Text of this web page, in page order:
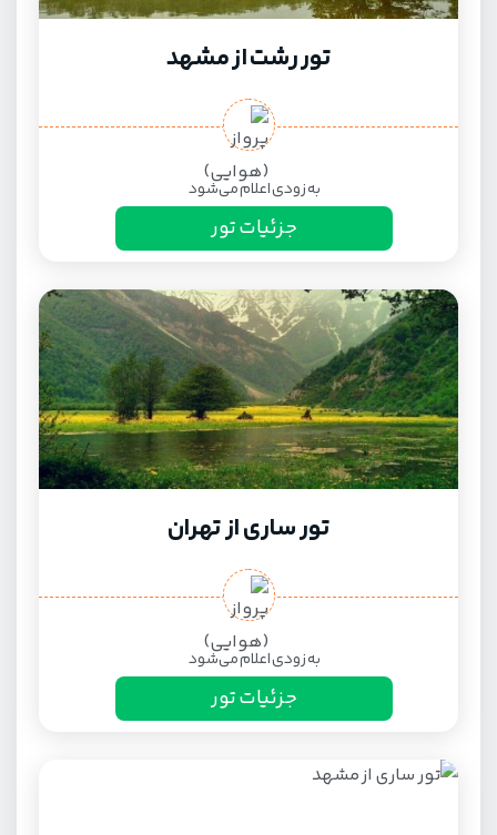
تور رشت از مشهد
به زودی اعلام می‌شود
جزئیات تور
تور ساری از تهران
به زودی اعلام می‌شود
جزئیات تور